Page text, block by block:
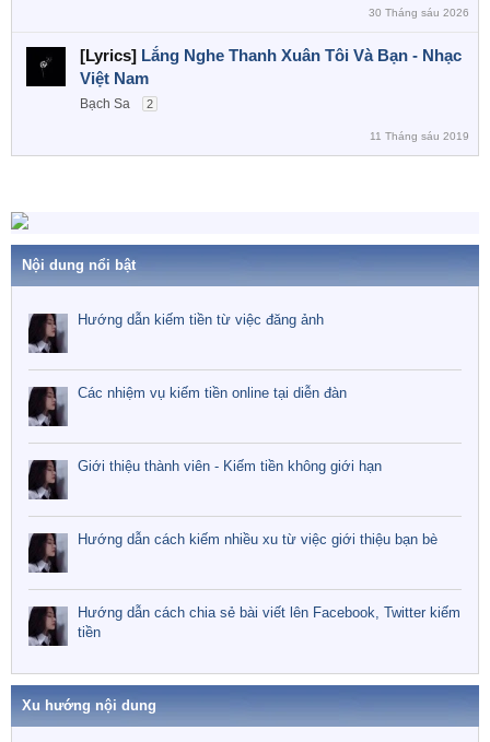
30 Tháng sáu 2026
[Lyrics] Lắng Nghe Thanh Xuân Tôi Và Bạn - Nhạc
Việt Nam
Bạch Sa 2
11 Tháng sáu 2019
Nội dung nổi bật
Hướng dẫn kiếm tiền từ việc đăng ảnh
Các nhiệm vụ kiếm tiền online tại diễn đàn
Giới thiệu thành viên - Kiếm tiền không giới hạn
Hướng dẫn cách kiếm nhiều xu từ việc giới thiệu bạn bè
Hướng dẫn cách chia sẻ bài viết lên Facebook, Twitter kiếm
tiền
Xu hướng nội dung